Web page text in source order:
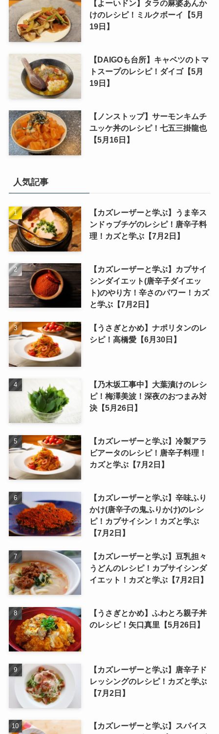
【よーいドン】タラの麻婆あんか
けのレシピ！ミルクボーイ【5月
19日】
【DAIGOも台所】キャベツのトマ
トスープのレシピ！ダイゴ【5月
19日】
【ノンストップ】サーモンキムチ
ユッケ丼のレシピ！七五三掛龍也
【5月16日】
人気記事
【カズレーザーと学ぶ】うま辛ス
ンドゥブチゲのレシピ！唐辛子料
理！カズと学ぶ【7月2日】
【カズレーザーと学ぶ】カプサイ
シンダイエット(唐辛子ダイエッ
ト)のやり方！辛さのパワー！カズ
と学ぶ【7月2日】
【うさぎとかめ】ナポリタンのレ
シピ！高橋愛【6月30日】
【乃木坂工事中】大葉漬けのレシ
ピ！梅澤美波！深夜のおつまみ対
決【5月26日】
【カズレーザーと学ぶ】冷製アラ
ビアータのレシピ！唐辛子料理！
カズと学ぶ【7月2日】
【カズレーザーと学ぶ】辛味ふり
かけ(唐辛子の鬼ふりかけ)のレシ
ピ！カプサイシン！カズと学ぶ
【7月2日】
【カズレーザーと学ぶ】豆乳担々
うどんのレシピ！カプサイシンダ
イエット！カズと学ぶ【7月2日】
【うさぎとかめ】ふわとろ親子丼
のレシピ！矢口真里【5月26日】
【カズレーザーと学ぶ】唐辛子ド
レッシングのレシピ！カズと学ぶ
【7月2日】
【カズレーザーと学ぶ】スパイス